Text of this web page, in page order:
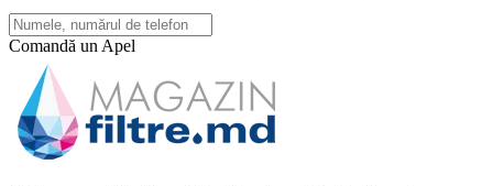
Comandă un Apel